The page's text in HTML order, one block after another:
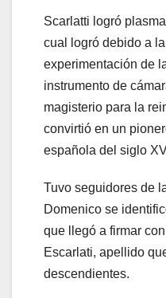
Scarlatti logró
cual logró debido a
experimentación de
instrumento de
magisterio para la
convirtió en un
española del siglo
Tuvo seguidores de
Domenico se
que llegó a firmar
Escarlati, apellido
descendientes.